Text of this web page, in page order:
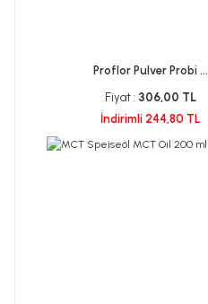
Proflor Pulver Probi ...
Fiyat : 306,00 TL
İndirimli 244,80 TL